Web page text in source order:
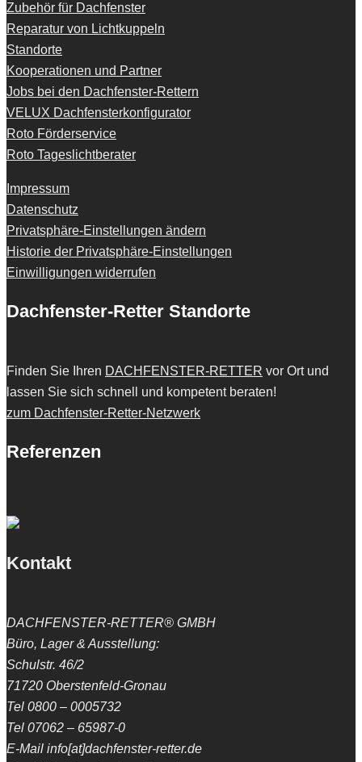
Zubehör für Dachfenster
Reparatur von Lichtkuppeln
Standorte
Kooperationen und Partner
Jobs bei den Dachfenster-Rettern
VELUX Dachfensterkonfigurator
Roto Förderservice
Roto Tageslichtberater
Impressum
Datenschutz
Privatsphäre-Einstellungen ändern
Historie der Privatsphäre-Einstellungen
Einwilligungen widerrufen
Dachfenster-Retter Standorte
Finden Sie Ihren DACHFENSTER-RETTER vor Ort und
lassen Sie sich schnell und kompetent beraten!
zum Dachfenster-Retter-Netzwerk
Referenzen
Kontakt
DACHFENSTER-RETTER® GMBH
Büro, Lager & Ausstellung:
Schulstr. 46/2
71720 Oberstenfeld-Gronau
Tel 0800 – 0005732
Tel 07062 – 65987-0
E-Mail info[at]dachfenster-retter.de